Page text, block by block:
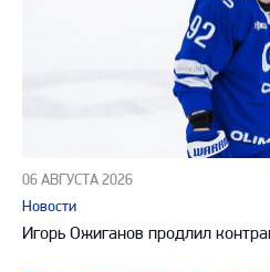
06 АВГУСТА 2026
Новости
Игорь Ожиганов продлил